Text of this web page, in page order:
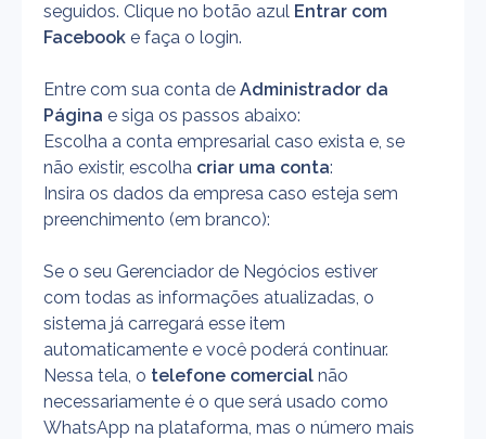
seguidos. Clique no botão azul Entrar com
Facebook e faça o login.
Entre com sua conta de Administrador da
Página e siga os passos abaixo:
Escolha a conta empresarial caso exista e, se
não existir, escolha criar uma conta:
Insira os dados da empresa caso esteja sem
preenchimento (em branco):
Se o seu Gerenciador de Negócios estiver
com todas as informações atualizadas, o
sistema já carregará esse item
automaticamente e você poderá continuar.
Nessa tela, o telefone comercial não
necessariamente é o que será usado como
WhatsApp na plataforma, mas o número mais